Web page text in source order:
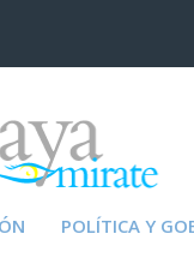
POLÍTICA Y